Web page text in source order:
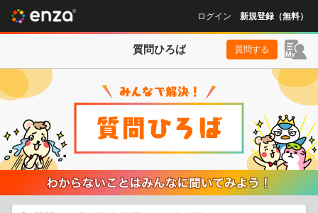
ログイン 新規登録（無料）
質問ひろば 質問する